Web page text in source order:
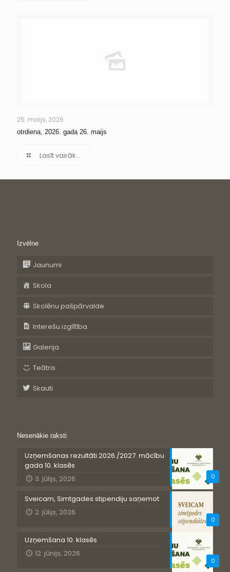
25. maijs, 2026
otrdiena, 2026. gada 26. maijs
Lasīt vairāk...
Izvēlne
Jaunumi
Skola
Skolēnu pašpārvalde
Interešu izglītība
Galerija
Teātris
Skauti
Nesenākie raksti
0
Uzņemšanas rezultāti 2026./2027. mācību
gada 10. klasēs
3. jūlijs, 2026
0
Sveicam, Simtgades stipendiju saņemot
2. jūlijs, 2026
0
Uzņemšana 10. klasēs
12. jūnijs, 2026